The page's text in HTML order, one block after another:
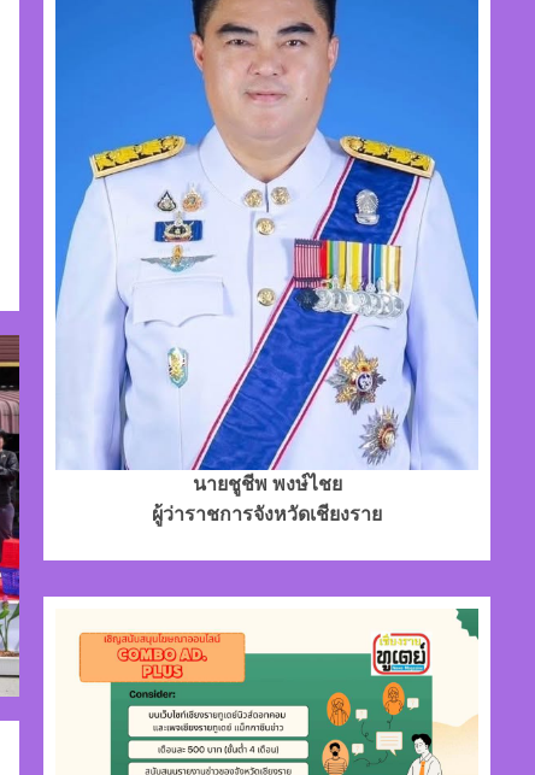
นายชูชีพ พงษ์ไชย
ผู้ว่าราชการจังหวัดเชียงราย